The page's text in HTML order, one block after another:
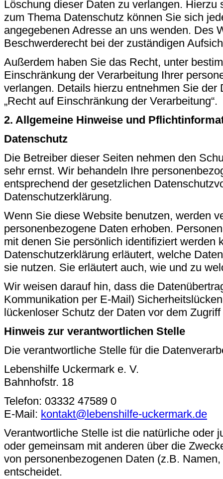
Löschung dieser Daten zu verlangen. Hierzu
zum Thema Datenschutz können Sie sich
angegebenen Adresse an uns wenden. Des
Beschwerderecht bei der zuständigen
Außerdem haben Sie das Recht, unter
Einschränkung der Verarbeitung Ihrer
verlangen. Details hierzu entnehmen Sie der
„Recht auf Einschränkung der Verarbeitung“.
2. Allgemeine Hinweise und
Datenschutz
Die Betreiber dieser Seiten nehmen den
sehr ernst. Wir behandeln Ihre
entsprechend der gesetzlichen
Datenschutzerklärung.
Wenn Sie diese Website benutzen, werden
personenbezogene Daten erhoben.
mit denen Sie persönlich identifiziert werden
Datenschutzerklärung erläutert, welche
sie nutzen. Sie erläutert auch, wie und zu
Wir weisen darauf hin, dass die
Kommunikation per E-Mail)
lückenloser Schutz der Daten vor dem
Hinweis zur verantwortlichen Stelle
Die verantwortliche Stelle für die
Lebenshilfe Uckermark e. V.
Bahnhofstr. 18
Telefon: 03332 47589 0
E-Mail: kontakt@lebenshilfe-uckermark.de
Verantwortliche Stelle ist die natürliche oder
oder gemeinsam mit anderen über die
von personenbezogenen Daten (z.B.
entscheidet.